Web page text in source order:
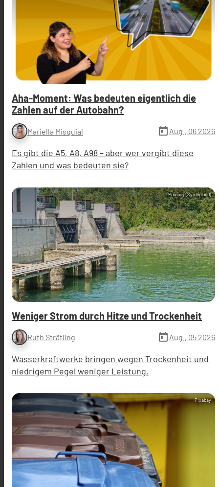
Aha-Moment: Was bedeuten eigentlich die
Zahlen auf der Autobahn?
Mariella Misquial today Aug., 06 2026
Es gibt die A5, A8, A98 – aber wer vergibt diese
Zahlen und was bedeuten sie?
Pixabay (Symbolbild)
Weniger Strom durch Hitze und Trockenheit
Ruth Strätling today Aug., 05 2026
Wasserkraftwerke bringen wegen Trockenheit und
niedrigem Pegel weniger Leistung.
Pixabay